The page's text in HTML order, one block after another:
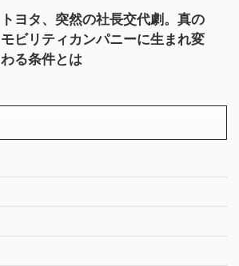
トヨタ、突然の社長交代劇。真の
モビリティカンパニーに生まれ変
わる条件とは